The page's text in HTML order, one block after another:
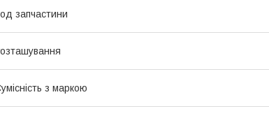
запчастини
з маркою